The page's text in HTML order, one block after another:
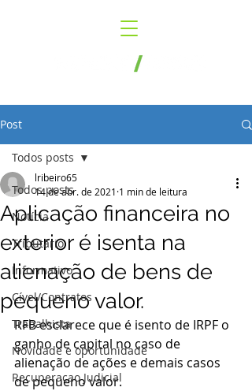
Post
Todos posts
Notícia
Tributário
Informativo
Cível/Contratos
Trabalhista
Novidade e oportunidade
Recuperacao Judicial
Todos posts
Aplicação financeira no
exterior é isenta na
alienação de bens de
pequeno valor.
lribeiro65
14 de abr. de 2021 1 min de leitura
RFB esclarece que é isento de IRPF o
ganho de capital no caso de
alienação de ações e demais casos
de pequeno valor.